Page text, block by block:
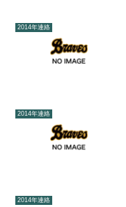
2014年連絡
2014年連絡
2014年連絡